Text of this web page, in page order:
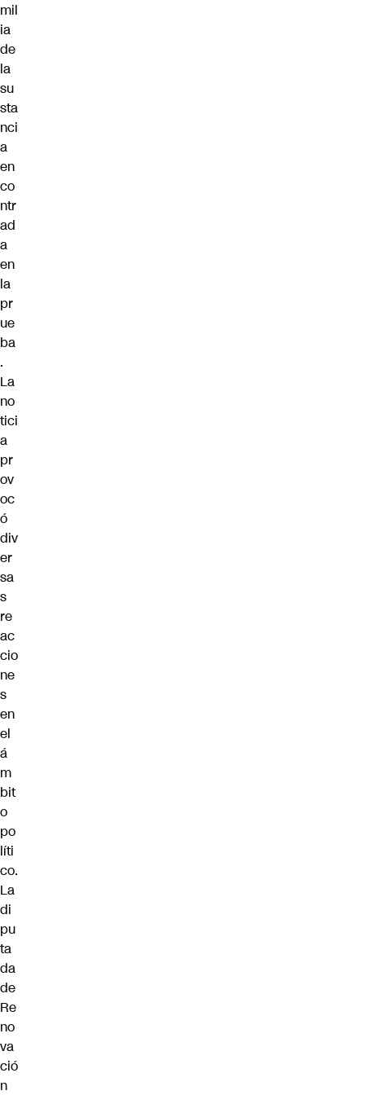
mil
ia
de
la
su
sta
nci
a
en
co
ntr
ad
a
en
la
pr
ue
ba
.
La
no
tici
a
pr
ov
oc
ó
div
er
sa
s
re
ac
cio
ne
s
en
el
á
m
bit
o
po
líti
co.
La
di
pu
ta
da
de
Re
no
va
ció
n